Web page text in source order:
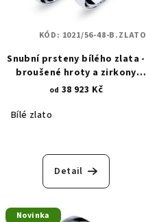
Snubní prsteny bílého zlata -
broušené hroty a zirkony
1021
od 38 923 Kč
Bílé zlato
Detail
KÓD: 1021/56-48-B.ZLATO
Novinka